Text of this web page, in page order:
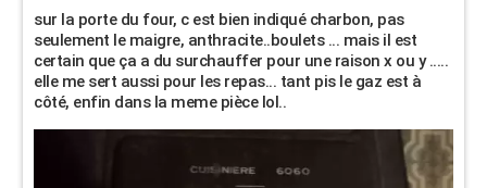
sur la porte du four, c est bien indiqué charbon, pas
seulement le maigre, anthracite..boulets ... mais il est
certain que ça a du surchauffer pour une raison x ou y .....
elle me sert aussi pour les repas... tant pis le gaz est à
côté, enfin dans la meme pièce lol..